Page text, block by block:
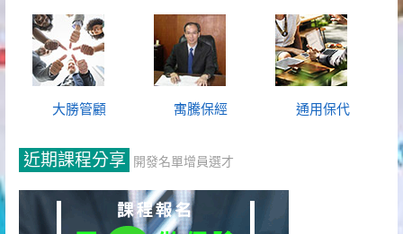
大勝管顧 寓騰保經 通用保代
近期課程分享 開發名單增員選才